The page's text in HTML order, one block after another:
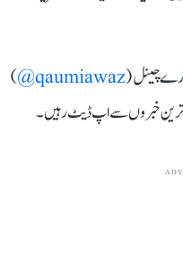
چینل (qaumiawaz@
)
ترین خبروں سے اپ ڈیٹ رہیں۔